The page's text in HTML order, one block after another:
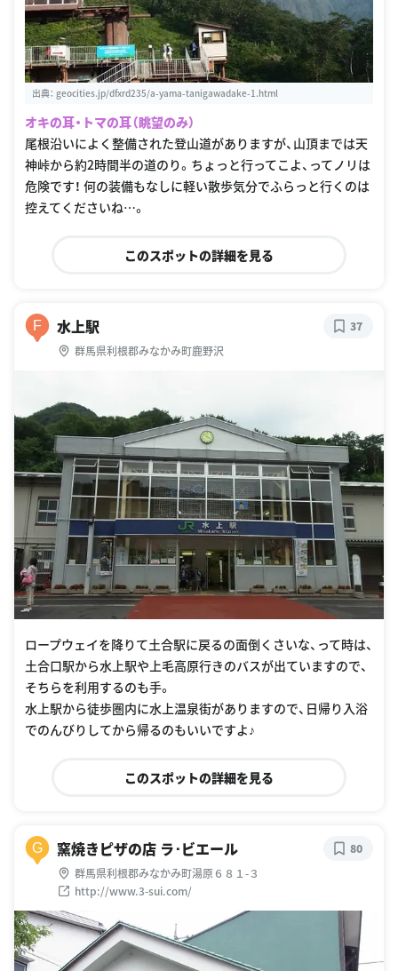
出典： geocities.jp/dfxrd235/a-yama-tanigawadake-1.html
オキの耳・トマの耳（眺望のみ）
尾根沿いによく整備された登山道がありますが、山頂までは天
神峠から約2時間半の道のり。ちょっと行ってこよ、ってノリは
危険です！ 何の装備もなしに軽い散歩気分でふらっと行くのは
控えてくださいね…。
このスポットの詳細を見る
F 水上駅
群馬県利根郡みなかみ町鹿野沢
37
ロープウェイを降りて土合駅に戻るの面倒くさいな、って時は、
土合口駅から水上駅や上毛高原行きのバスが出ていますので、
そちらを利用するのも手。
水上駅から徒歩圏内に水上温泉街がありますので、日帰り入浴
でのんびりしてから帰るのもいいですよ♪
このスポットの詳細を見る
G 窯焼きピザの店 ラ･ビエール
群馬県利根郡みなかみ町湯原６８１-３
http://www.3-sui.com/
80